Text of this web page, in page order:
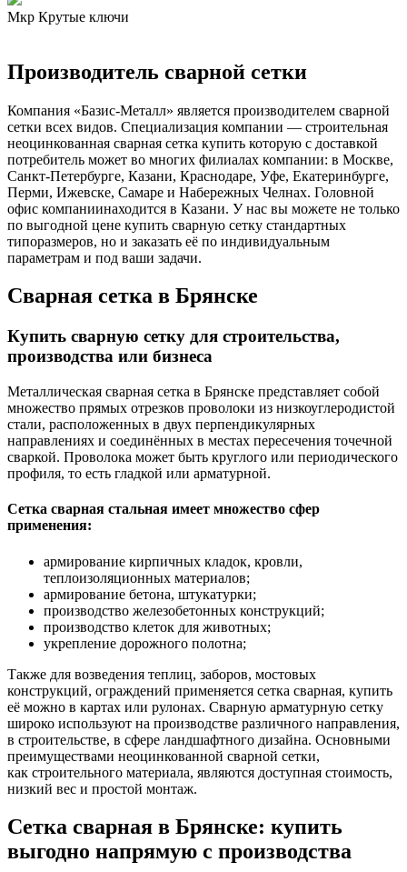
Мкр Крутые ключи
Производитель сварной сетки
Компания «Базис-Металл» является производителем сварной
сетки всех видов. Специализация компании — строительная
неоцинкованная сварная сетка купить которую с доставкой
потребитель может во многих филиалах компании: в Москве,
Санкт-Петербурге, Казани, Краснодаре, Уфе, Екатеринбурге,
Перми, Ижевске, Самаре и Набережных Челнах. Головной
офис компаниинаходится в Казани. У нас вы можете не только
по выгодной цене купить сварную сетку стандартных
типоразмеров, но и заказать её по индивидуальным
параметрам и под ваши задачи.
Сварная сетка в Брянске
Купить сварную сетку для строительства,
производства или бизнеса
Металлическая сварная сетка в Брянске представляет собой
множество прямых отрезков проволоки из низкоуглеродистой
стали, расположенных в двух перпендикулярных
направлениях и соединённых в местах пересечения точечной
сваркой. Проволока может быть круглого или периодического
профиля, то есть гладкой или арматурной.
Сетка сварная стальная имеет множество сфер
применения:
армирование кирпичных кладок, кровли,
теплоизоляционных материалов;
армирование бетона, штукатурки;
производство железобетонных конструкций;
производство клеток для животных;
укрепление дорожного полотна;
Также для возведения теплиц, заборов, мостовых
конструкций, ограждений применяется сетка сварная, купить
её можно в картах или рулонах. Сварную арматурную сетку
широко используют на производстве различного направления,
в строительстве, в сфере ландшафтного дизайна. Основными
преимуществами неоцинкованной сварной сетки,
как строительного материала, являются доступная стоимость,
низкий вес и простой монтаж.
Сетка сварная в Брянске: купить
выгодно напрямую с производства